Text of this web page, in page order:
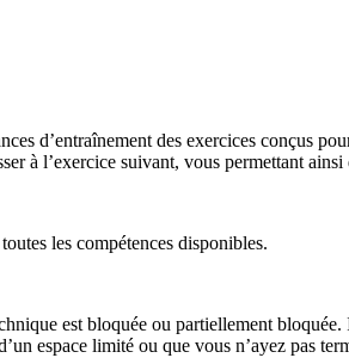
d’entraînement des exercices conçus
à l’exercice suivant, vous permettant
les compétences disponibles.
est bloquée ou partiellement
espace limité ou que vous n’ayez pas